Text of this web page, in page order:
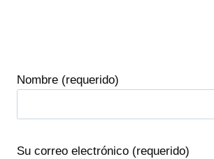
Nombre (requerido)
Su correo electrónico (requerido)